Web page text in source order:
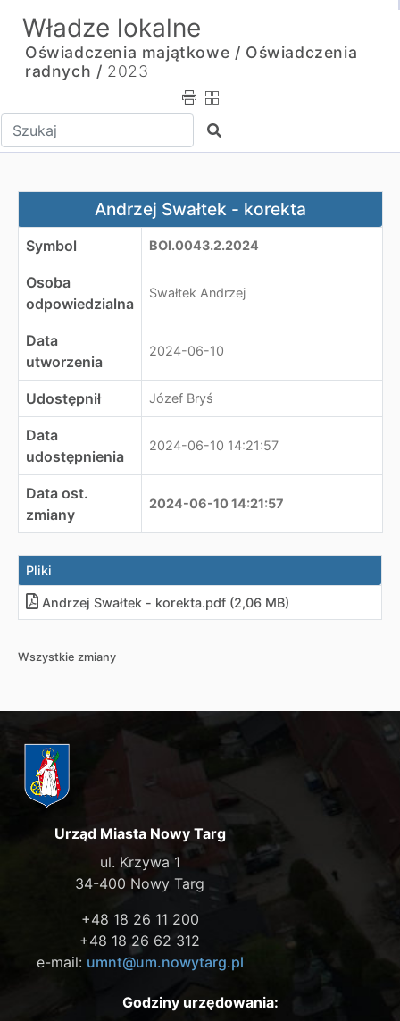
Władze lokalne
Oświadczenia majątkowe / Oświadczenia
radnych / 2023
Wpisz tekst do wyszukania Szukaj
Andrzej Swałtek - korekta
Andrzej Swałtek - korekta
Symbol BOI.0043.2.2024
Osoba
odpowiedzialna
Swałtek Andrzej
Data
utworzenia
2024-06-10
Udostępnił Józef Bryś
Data
udostępnienia
2024-06-10 14:21:57
Data ost.
zmiany
2024-06-10 14:21:57
Pliki
Andrzej Swałtek - korekta.pdf (2,06 MB)
Wszystkie zmiany
Urząd Miasta Nowy Targ
ul. Krzywa 1
34-400 Nowy Targ
+48 18 26 11 200
+48 18 26 62 312
e-mail: umnt@um.nowytarg.pl
Godziny urzędowania: